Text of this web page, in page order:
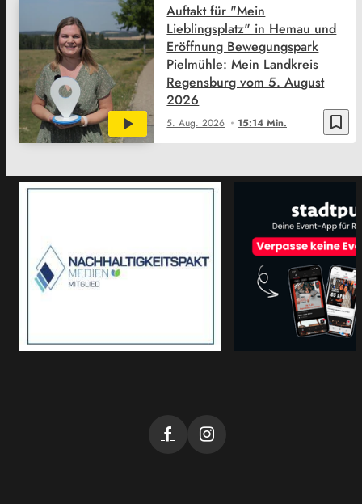
bookmark_border
5. Aug. 2026 15:14 Min.
Auftakt für "Mein
Lieblingsplatz" in Hemau und
Eröffnung Bewegungspark
Pielmühle: Mein Landkreis
Regensburg vom 5. August
2026